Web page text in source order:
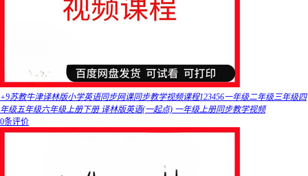
+9苏教牛津译林版小学英语同步网课同步教学视频课程123456一年级二年级三年级四
年级五年级六年级上册下册 译林版英语(一起点) 一年级上册同步教学视频
0条评价